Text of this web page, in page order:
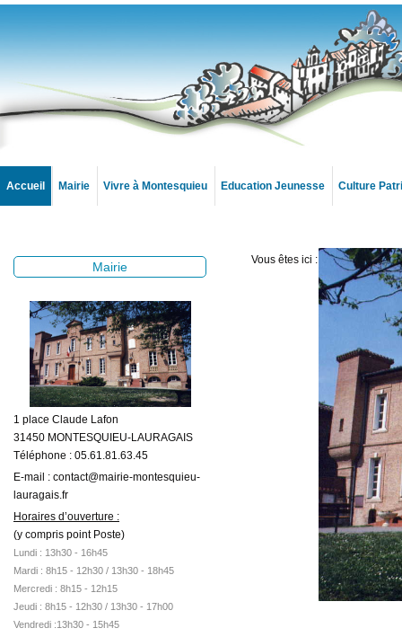
Accueil Mairie Vivre à Montesquieu Education Jeunesse Culture
Mairie
1 place Claude Lafon
31450 MONTESQUIEU-LAURAGAIS
Téléphone : 05.61.81.63.45
E-mail : contact@mairie-montesquieu-
lauragais.fr
Horaires d’ouverture :
(y compris point Poste)
Lundi : 13h30 - 16h45
Mardi : 8h15 - 12h30 / 13h30 - 18h45
Mercredi : 8h15 - 12h15
Jeudi : 8h15 - 12h30 / 13h30 - 17h00
Vendredi :13h30 - 15h45
Vous êtes ici : Accueil